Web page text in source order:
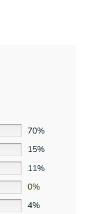
70%
15%
11%
0%
4%